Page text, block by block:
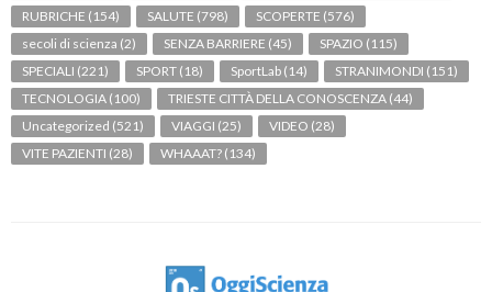
RUBRICHE (154) SALUTE (798) SCOPERTE (576)
secoli di scienza (2) SENZA BARRIERE (45) SPAZIO (115)
SPECIALI (221) SPORT (18) SportLab (14) STRANIMONDI (151)
TECNOLOGIA (100) TRIESTE CITTÀ DELLA CONOSCENZA (44)
Uncategorized (521) VIAGGI (25) VIDEO (28)
VITE PAZIENTI (28) WHAAAT? (134)